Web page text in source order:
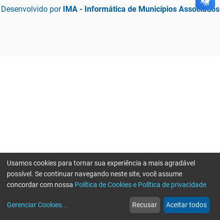
Desenvolvido por IMA - Informática de Municípios Associados
web
Notícias
more_horiz
Mais
Usamos cookies para tornar sua experiência a mais agradável
possível. Se continuar navegando neste site, você assume
concordar com nossa Política de Cookies e Política de privacidade
Gerenciar Cookies... Recusar Aceitar todos